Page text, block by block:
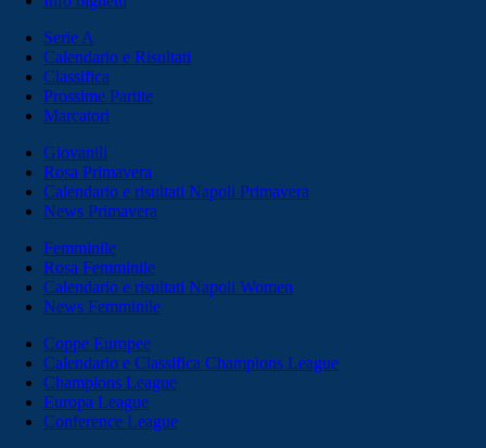
Serie A
Calendario e Risultati
Classifica
Prossime Partite
Marcatori
Giovanili
Rosa Primavera
Calendario e risultati Napoli Primavera
News Primavera
Femminile
Rosa Femminile
Calendario e risultati Napoli Women
News Femminile
Coppe Europee
Calendario e Classifica Champions League
Champions League
Europa League
Conference League